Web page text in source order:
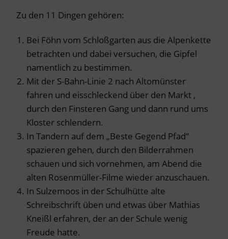
Zu den 11 Dingen gehören:
Bei Föhn vom Schloßgarten aus die Alpenkette
betrachten und dabei versuchen, die Gipfel
namentlich zu bestimmen.
Mit der S-Bahn-Linie 2 nach Altomünster
fahren und eisschleckend über den Markt ,
durch den Finsteren Gang und dann rund ums
Kloster schlendern.
In Tandern auf dem „Beste Gegend Pfad“
spazieren gehen, durch den Bilderrahmen
schauen und sich vornehmen, am Abend die
alten Rosenmüller-Filme wieder anzuschauen.
In Sulzemoos in der Schulhütte alte
Schreibschrift üben und etwas über Mathias
Kneißl erfahren, der an der Schule wenig
Freude hatte.